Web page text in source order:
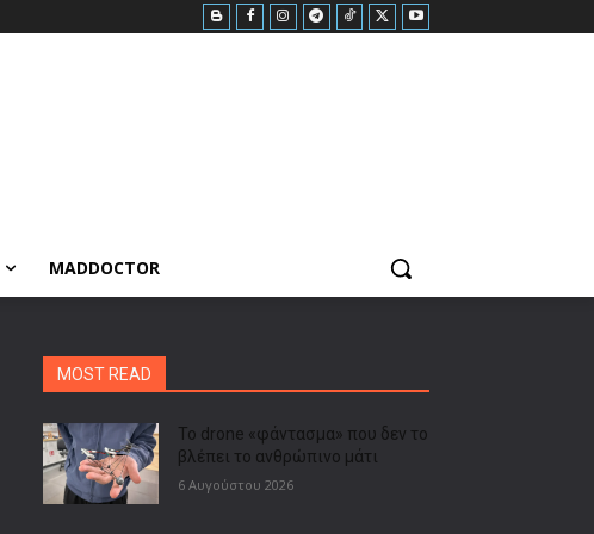
MADDOCTOR
MOST READ
Το drone «φάντασμα» που δεν το
βλέπει το ανθρώπινο μάτι
6 Αυγούστου 2026